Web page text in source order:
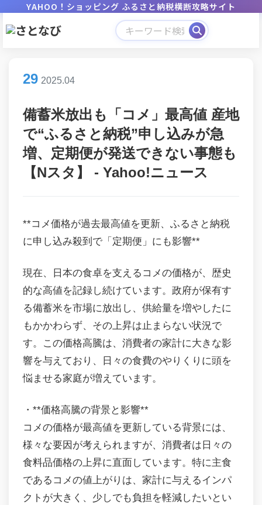
YAHOO！ショッピング ふるさと納税横断攻略サイト
29 2025.04
備蓄米放出も「コメ」最高値 産地
で“ふるさと納税”申し込みが急
増、定期便が発送できない事態も
【Nスタ】 - Yahoo!ニュース
**コメ価格が過去最高値を更新、ふるさと納税
に申し込み殺到で「定期便」にも影響**
現在、日本の食卓を支えるコメの価格が、歴史
的な高値を記録し続けています。政府が保有す
る備蓄米を市場に放出し、供給量を増やしたに
もかかわらず、その上昇は止まらない状況で
す。この価格高騰は、消費者の家計に大きな影
響を与えており、日々の食費のやりくりに頭を
悩ませる家庭が増えています。
・**価格高騰の背景と影響**
コメの価格が最高値を更新している背景には、
様々な要因が考えられますが、消費者は日々の
食料品価格の上昇に直面しています。特に主食
であるコメの値上がりは、家計に与えるインパ
クトが大きく、少しでも負担を軽減したいとい